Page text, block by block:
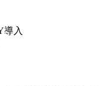
導入